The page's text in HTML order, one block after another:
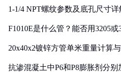
1-1/4 NPT螺纹参数及底孔尺寸详
F1010E是什么管？能否用3205或
20x40x2镀锌方管单米重量计算
抗渗混凝土中P6和P8膨胀剂分别